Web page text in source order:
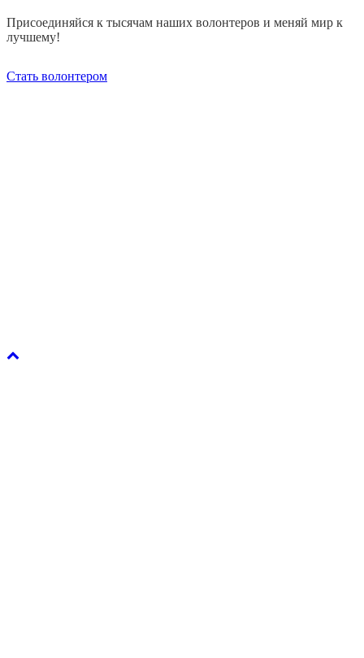
Присоединяйся к тысячам наших волонтеров и меняй мир к
лучшему!
Стать волонтером